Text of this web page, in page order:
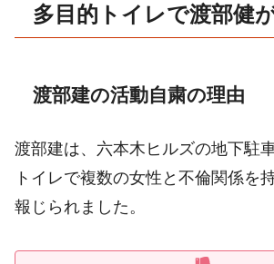
多目的トイレで渡部健
渡部建の活動自粛の理由
渡部建は、六本木ヒルズの地下駐
トイレで複数の女性と不倫関係を
報じられました。